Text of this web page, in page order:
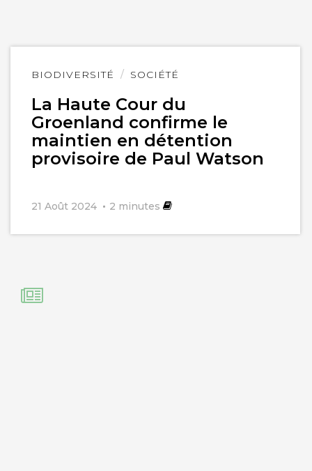
BIODIVERSITÉ SOCIÉTÉ
La Haute Cour du
Groenland confirme le
maintien en détention
provisoire de Paul Watson
21 Août 2024 2 minutes
Lire